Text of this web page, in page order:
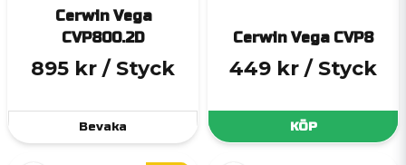
Cerwin Vega
CVP800.2D
895 kr / Styck
Bevaka
Cerwin Vega CVP8
449 kr / Styck
KÖP